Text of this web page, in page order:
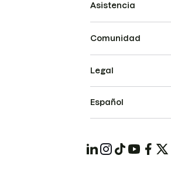
Asistencia
Comunidad
Legal
Español